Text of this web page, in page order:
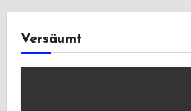
Versäumt